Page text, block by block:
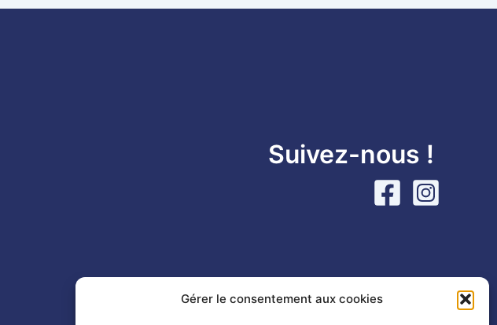
Gérer le consentement aux cookies
Suivez-nous !